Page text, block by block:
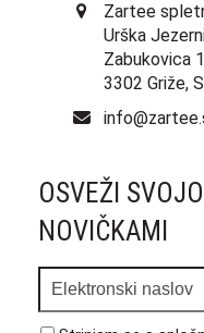
Zartee
Urška
Zabukovica
3302 Griže,
OSVEŽI
NOVIČKAMI
Elektronski
naslov